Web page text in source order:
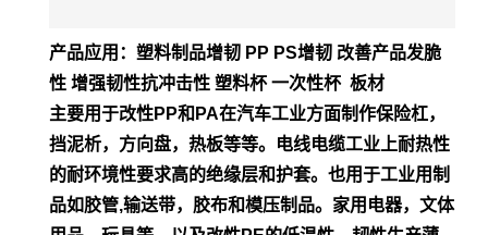
产品应用：塑料制品增韧 PP PS增韧 改善产品发脆
性 增强韧性抗冲击性 塑料杯 一次性杯 板材
主要用于改性PP和PA在汽车工业方面制作保险杠，
挡泥析，方向盘，热板等等。电线电缆工业上耐热性
的耐环境性要求高的绝缘层和护套。也用于工业用制
品如胶管,输送带，胶布和模压制品。家用电器，文体